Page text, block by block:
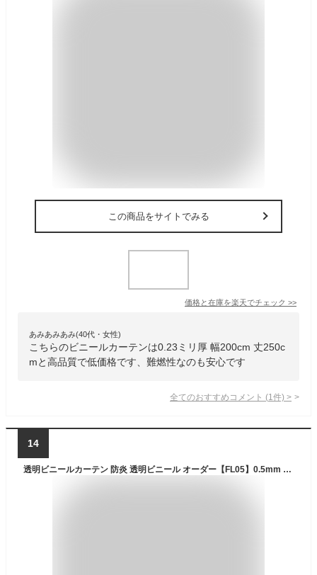
この商品をサイトでみる
価格と在庫を楽天でチェック >>
あみあみあみ(40代・女性)
こちらのビニールカーテンは0.23ミリ厚 幅200cm 丈250c
mと高品質で低価格です、難燃性なのも安心です
全てのおすすめコメント (1 件) >
14
透明ビニールカーテン 防炎 透明ビニール オーダー【FL05】0.5mm 厚手 [幅100〜175cm][丈201〜250cm] アキレス フラーレ 間仕切りカーテン 防寒 防塵 埃よけ 工場 倉庫 棚カバー 店舗 飲食店 アミューズメント 病院 医療施設 カウンター 窓口 透明ビニールシート 屋外可